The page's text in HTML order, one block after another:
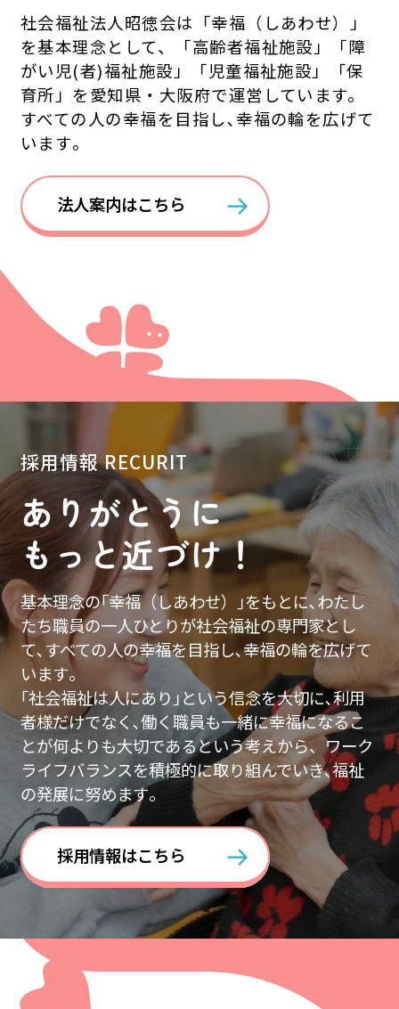
社会福祉法人昭徳会は「幸福（しあわせ）」
を基本理念として、「高齢者福祉施設」「障
がい児(者)福祉施設」「児童福祉施設」「保
育所」を愛知県・大阪府で運営しています。
すべての人の幸福を目指し､幸福の輪を広げて
います｡
法人案内はこちら
採用情報RECURIT
ありがとうに
もっと近づけ！
基本理念の｢幸福（しあわせ）｣をもとに､わたし
たち職員の一人ひとりが社会福祉の専門家とし
て､すべての人の幸福を目指し､幸福の輪を広げて
います｡
｢社会福祉は人にあり｣という信念を大切に､利用
者様だけでなく､働く職員も一緒に幸福になるこ
とが何よりも大切であるという考えから、ワーク
ライフバランスを積極的に取り組んでいき､福祉
の発展に努めます｡
採用情報はこちら